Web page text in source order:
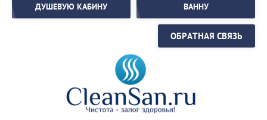
ДУШЕВУЮ КАБИНУ ВАННУ
ОБРАТНАЯ СВЯЗЬ